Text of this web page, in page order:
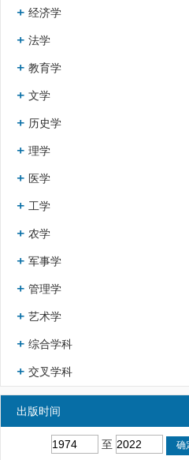
经济学
法学
教育学
文学
历史学
理学
医学
工学
农学
军事学
管理学
艺术学
综合学科
交叉学科
出版时间
至